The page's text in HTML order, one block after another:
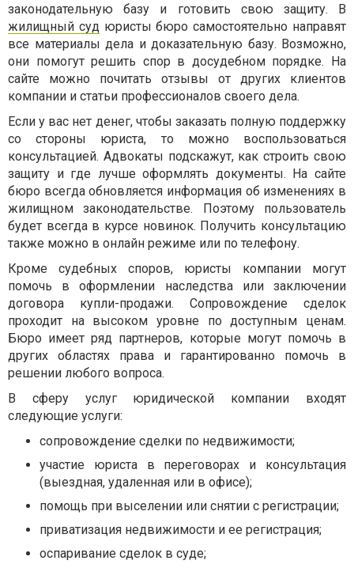
законодательную базу и готовить свою защиту. В
жилищный судюристы бюро самостоятельно направят
все материалы дела и доказательную базу. Возможно,
они помогут решить спор в досудебном порядке. На
сайте можно почитать отзывы от других клиентов
компании и статьи профессионалов своего дела.
Если у вас нет денег, чтобы заказать полную поддержку
со стороны юриста, то можно воспользоваться
консультацией. Адвокаты подскажут, как строить свою
защиту и где лучше оформлять документы. На сайте
бюро всегда обновляется информация об изменениях в
жилищном законодательстве. Поэтому пользователь
будет всегда в курсе новинок. Получить консультацию
также можно в онлайн режиме или по телефону.
Кроме судебных споров, юристы компании могут
помочь в оформлении наследства или заключении
договора купли-продажи. Сопровождение сделок
проходит на высоком уровне по доступным ценам.
Бюро имеет ряд партнеров, которые могут помочь в
других областях права и гарантированно помочь в
решении любого вопроса.
В сферу услуг юридической компании входят
следующие услуги:
сопровождение сделки по недвижимости;
участие юриста в переговорах и консультация
(выездная, удаленная или в офисе);
помощь при выселении или снятии с регистрации;
приватизация недвижимости и ее регистрация;
оспаривание сделок в суде;